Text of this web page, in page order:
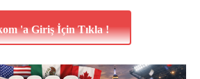
'a Giriş İçin Tıkla !